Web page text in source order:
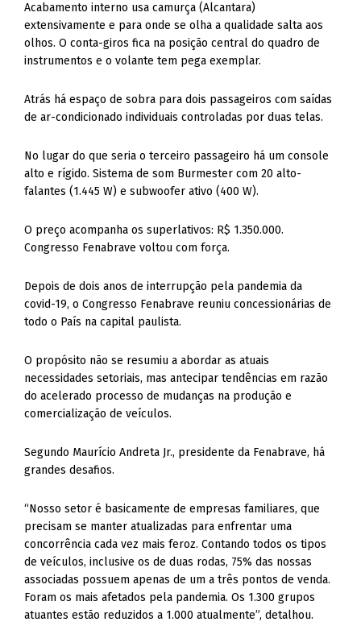
Acabamento interno usa camurça (Alcantara)
extensivamente e para onde se olha a qualidade salta aos
olhos. O conta-giros fica na posição central do quadro de
instrumentos e o volante tem pega exemplar.
Atrás há espaço de sobra para dois passageiros com saídas
de ar-condicionado individuais controladas por duas telas.
No lugar do que seria o terceiro passageiro há um console
alto e rígido. Sistema de som Burmester com 20 alto-
falantes (1.445 W) e subwoofer ativo (400 W).
O preço acompanha os superlativos: R$ 1.350.000.
Congresso Fenabrave voltou com força.
Depois de dois anos de interrupção pela pandemia da
covid-19, o Congresso Fenabrave reuniu concessionárias de
todo o País na capital paulista.
O propósito não se resumiu a abordar as atuais
necessidades setoriais, mas antecipar tendências em razão
do acelerado processo de mudanças na produção e
comercialização de veículos.
Segundo Maurício Andreta Jr., presidente da Fenabrave, há
grandes desafios.
“Nosso setor é basicamente de empresas familiares, que
precisam se manter atualizadas para enfrentar uma
concorrência cada vez mais feroz. Contando todos os tipos
de veículos, inclusive os de duas rodas, 75% das nossas
associadas possuem apenas de um a três pontos de venda.
Foram os mais afetados pela pandemia. Os 1.300 grupos
atuantes estão reduzidos a 1.000 atualmente”, detalhou.